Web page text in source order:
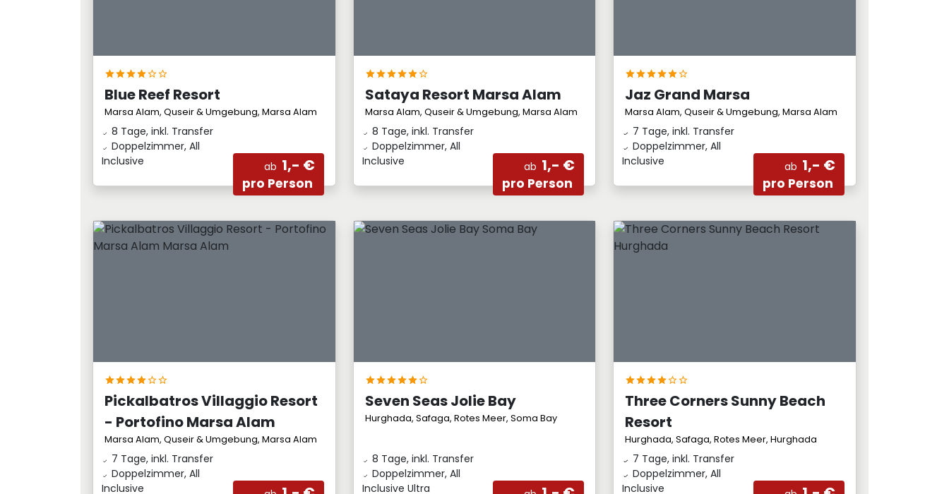
Blue Reef Resort
Marsa Alam, Quseir & Umgebung, Marsa Alam
8 Tage, inkl. Transfer
Doppelzimmer, All
Inclusive
ab 1,- €
pro Person
Sataya Resort Marsa Alam
Marsa Alam, Quseir & Umgebung, Marsa Alam
8 Tage, inkl. Transfer
Doppelzimmer, All
Inclusive
ab 1,- €
pro Person
Jaz Grand Marsa
Marsa Alam, Quseir & Umgebung, Marsa Alam
7 Tage, inkl. Transfer
Doppelzimmer, All
Inclusive
ab 1,- €
pro Person
Pickalbatros Villaggio Resort
- Portofino Marsa Alam
Marsa Alam, Quseir & Umgebung, Marsa Alam
7 Tage, inkl. Transfer
Doppelzimmer, All
Inclusive
Seven Seas Jolie Bay
Hurghada, Safaga, Rotes Meer, Soma Bay
8 Tage, inkl. Transfer
Doppelzimmer, All
Inclusive Ultra
Three Corners Sunny Beach
Resort
Hurghada, Safaga, Rotes Meer, Hurghada
7 Tage, inkl. Transfer
Doppelzimmer, All
Inclusive